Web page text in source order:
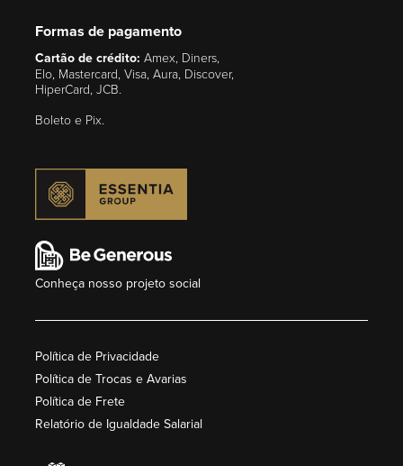
Formas de pagamento
Cartão de crédito: Amex, Diners,
Elo, Mastercard, Visa, Aura, Discover,
HiperCard, JCB.
Boleto e Pix.
Conheça nosso projeto social
Política de Privacidade
Política de Trocas e Avarias
Política de Frete
Relatório de Igualdade Salarial